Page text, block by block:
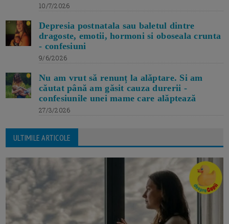
10/7/2026
Depresia postnatala sau baletul dintre
dragoste, emotii, hormoni si oboseala crunta
- confesiuni
9/6/2026
Nu am vrut să renunț la alăptare. Si am
căutat până am găsit cauza durerii -
confesiunile unei mame care alăptează
27/3/2026
ULTIMILE ARTICOLE